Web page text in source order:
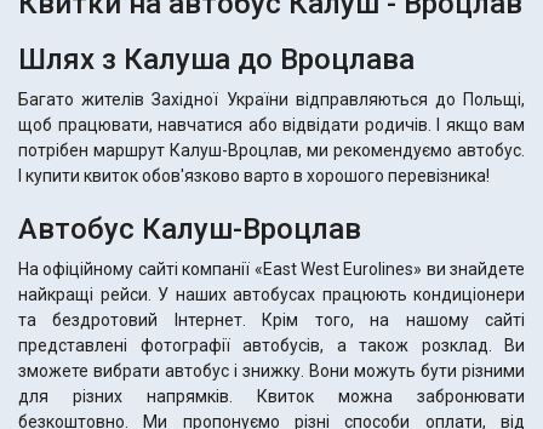
Шлях з Калуша до Вроцлава
Багато жителів Західної України відправляються до Польщі,
щоб працювати, навчатися або відвідати родичів. І якщо вам
потрібен маршрут Калуш-Вроцлав, ми рекомендуємо автобус.
І купити квиток обов'язково варто в хорошого перевізника!
Автобус Калуш-Вроцлав
На офіційному сайті компанії «East West Eurolines» ви знайдете
найкращі рейси. У наших автобусах працюють кондиціонери
та бездротовий Інтернет. Крім того, на нашому сайті
представлені фотографії автобусів, а також розклад. Ви
зможете вибрати автобус і знижку. Вони можуть бути різними
для різних напрямків. Квиток можна забронювати
безкоштовно. Ми пропонуємо різні способи оплати, від